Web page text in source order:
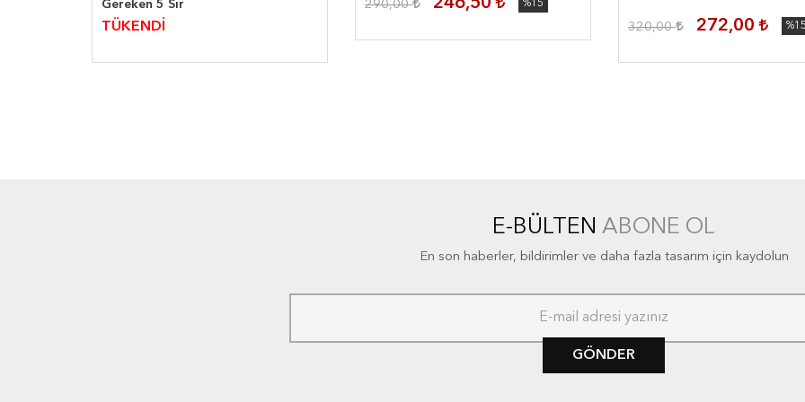
Gereken 5 Sır
TÜKENDİ
290,00 246,50 %15
320,00 272,00 %15
E-BÜLTEN ABONE OL
En son haberler, bildirimler ve daha fazla tasarım için kaydolun
GÖNDER